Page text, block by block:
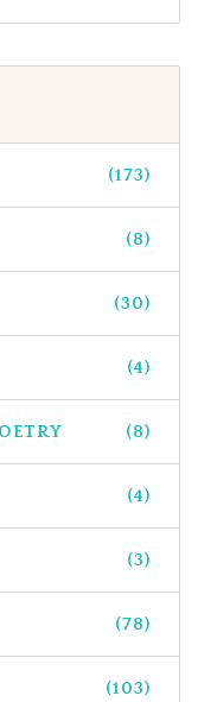
(173)
(8)
(30)
(4)
(8)
(4)
(3)
(78)
(103)